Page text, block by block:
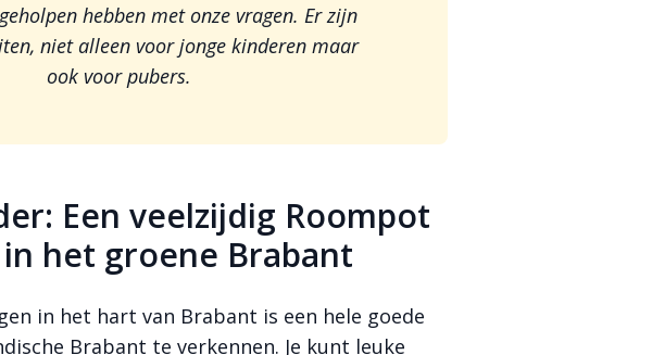
hebben met onze vragen. Er zijn
niet alleen voor jonge kinderen maar
ook voor pubers.
Een veelzijdig Roompot
het groene Brabant
in het hart van Brabant is een hele goede
Brabant te verkennen. Je kunt leuke